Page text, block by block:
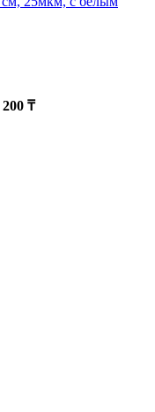
200 ₸